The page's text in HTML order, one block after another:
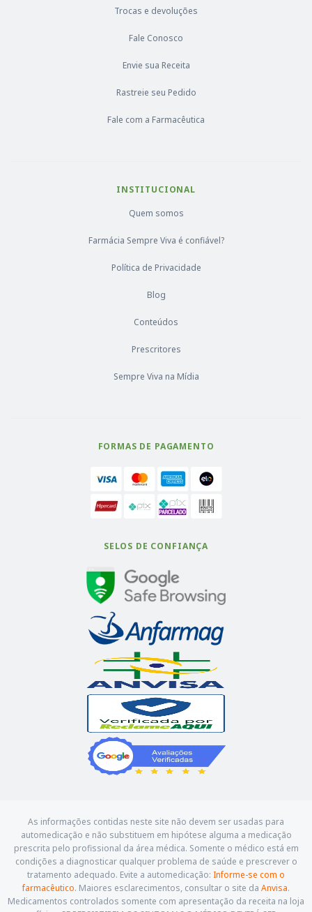
As informações contidas neste site não devem ser usadas para
automedicação e não substituem em hipótese alguma a medicação
prescrita pelo profissional da área médica. Somente o médico está em
condições a diagnosticar qualquer problema de saúde e prescrever o
tratamento adequado. Evite a automedicação: Informe-se com o
farmacêutico. Maiores esclarecimentos, consultar o site da Anvisa.
Medicamentos controlados somente com apresentação da receita na loja
Trocas e devoluções
Fale Conosco
Envie sua Receita
Rastreie seu Pedido
Fale com a Farmacêutica
INSTITUCIONAL
Quem somos
Farmácia Sempre Viva é confiável?
Política de Privacidade
Blog
Conteúdos
Prescritores
Sempre Viva na Mídia
FORMAS DE PAGAMENTO
SELOS DE CONFIANÇA